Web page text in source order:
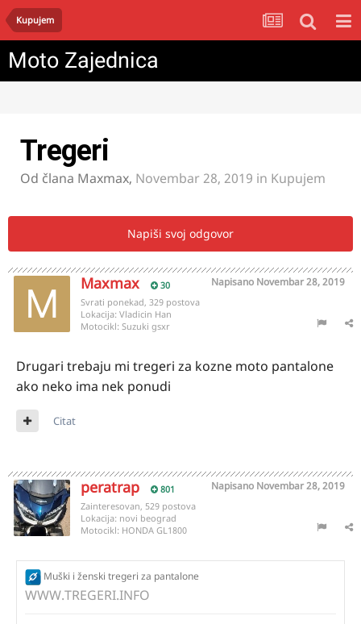
Kupujem
Moto Zajednica
Tregeri
Od člana Maxmax, Novembar 28, 2019 in Kupujem
Napiši svoj odgovor
Maxmax 30 Napisano Novembar 28, 2019
Svrati ponekad, 329 postova
Lokacija: Vladicin Han
Motocikl: Suzuki gsxr
Drugari trebaju mi tregeri za kozne moto pantalone
ako neko ima nek ponudi
Citat
peratrap 801 Napisano Novembar 28, 2019
Zainteresovan, 529 postova
Lokacija: novi beograd
Motocikl: HONDA GL1800
Muški i ženski tregeri za pantalone
WWW.TREGERI.INFO